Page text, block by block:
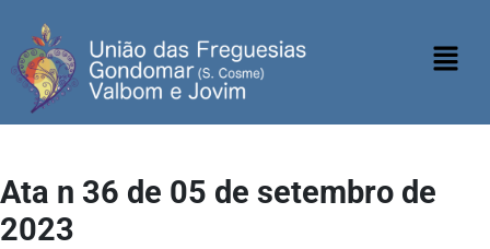
Ata n 36 de 05 de setembro de
2023